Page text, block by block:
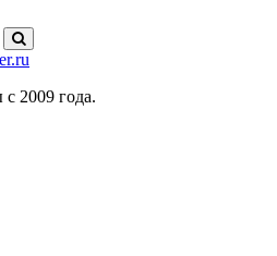
2009 года.